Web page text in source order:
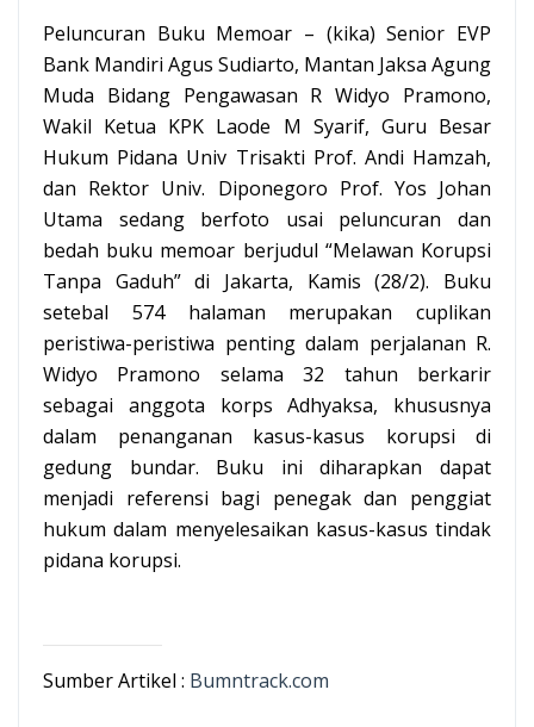
Peluncuran Buku Memoar – (kika) Senior EVP
Bank Mandiri Agus Sudiarto, Mantan Jaksa Agung
Muda Bidang Pengawasan R Widyo Pramono,
Wakil Ketua KPK Laode M Syarif, Guru Besar
Hukum Pidana Univ Trisakti Prof. Andi Hamzah,
dan Rektor Univ. Diponegoro Prof. Yos Johan
Utama sedang berfoto usai peluncuran dan
bedah buku memoar berjudul “Melawan Korupsi
Tanpa Gaduh” di Jakarta, Kamis (28/2). Buku
setebal 574 halaman merupakan cuplikan
peristiwa-peristiwa penting dalam perjalanan R.
Widyo Pramono selama 32 tahun berkarir
sebagai anggota korps Adhyaksa, khususnya
dalam penanganan kasus-kasus korupsi di
gedung bundar. Buku ini diharapkan dapat
menjadi referensi bagi penegak dan penggiat
hukum dalam menyelesaikan kasus-kasus tindak
pidana korupsi.
Sumber Artikel : Bumntrack.com